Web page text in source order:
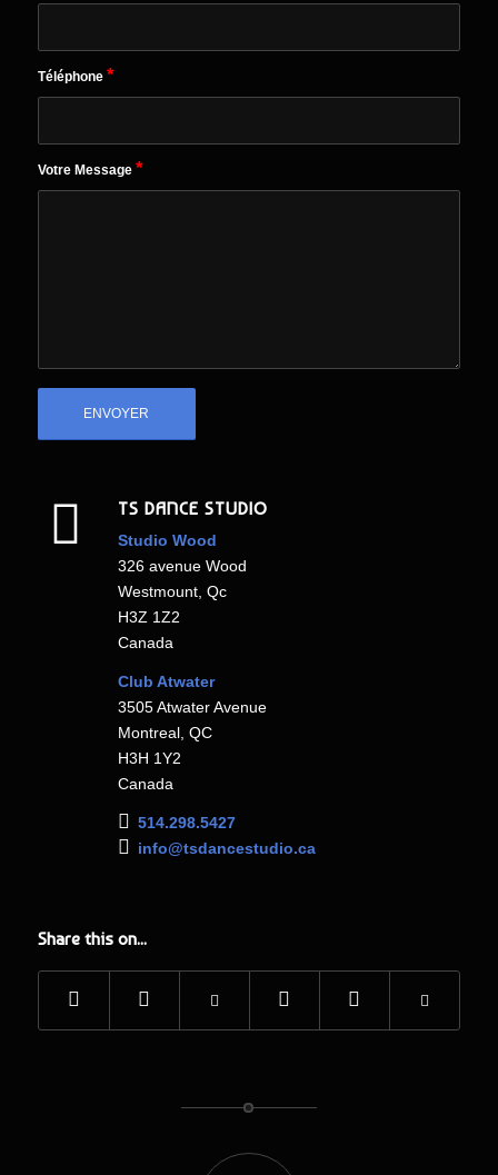
Téléphone *
Votre Message *
TS DANCE STUDIO
Studio Wood
326 avenue Wood
Westmount, Qc
H3Z 1Z2
Canada
Club Atwater
3505 Atwater Avenue
Montreal, QC
H3H 1Y2
Canada
514.298.5427
info@tsdancestudio.ca
Share this on...